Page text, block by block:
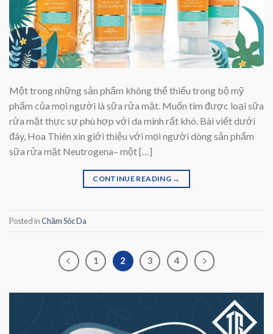
Một trong những sản phẩm không thể thiếu trong bộ mỹ
phẩm của mọi người là sữa rửa mặt. Muốn tìm được loại sữa
rửa mặt thực sự phù hợp với da mình rất khó. Bài viết dưới
đây, Hoa Thiên xin giới thiệu với mọi người dòng sản phẩm
sữa rửa mặt Neutrogena– một […]
CONTINUE READING →
Posted inChăm Sóc Da
1 2 3 4